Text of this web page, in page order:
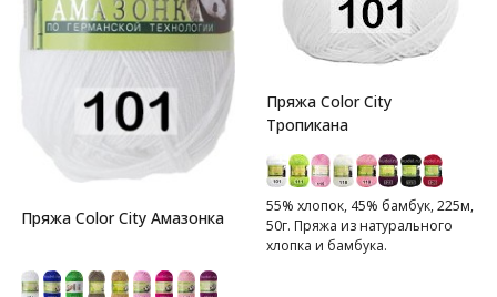
Пряжа Color City Амазонка
Пряжа Color City
Тропикана
55% хлопок, 45% бамбук, 225м,
50г. Пряжа из натурального
хлопка и бамбука.